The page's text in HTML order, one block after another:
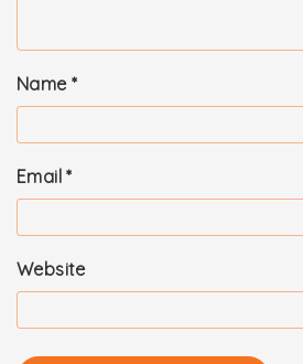
Name *
Email*
Website